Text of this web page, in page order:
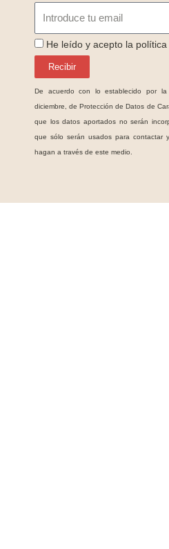
ProteccionDatos
He leído y acepto la
Recibir
De acuerdo con lo establecido por
diciembre, de Protección de Datos de
que los datos aportados no serán
que sólo serán usados para contactar
hagan a través de este medio.